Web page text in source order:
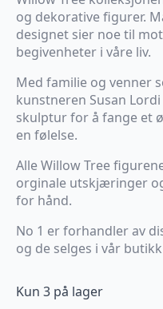
og dekorative figurer.
designet sier noe til
begivenheter i våre liv.
Med familie og venner
kunstneren Susan
skulptur for å fange et
en følelse.
Alle Willow Tree
orginale utskjæringer
for hånd.
No 1 er forhandler av
og de selges i vår
Kun 3 på lager